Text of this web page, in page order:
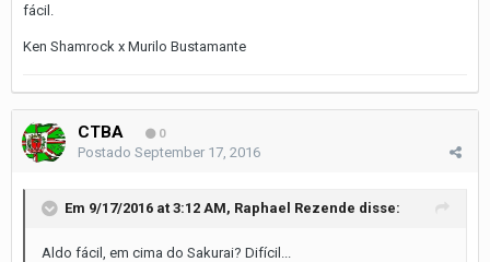
fácil.
Ken Shamrock x Murilo Bustamante
CTBA 0
Postado September 17, 2016
Em 9/17/2016 at 3:12 AM, Raphael Rezende disse:
Aldo fácil, em cima do Sakurai? Difícil...